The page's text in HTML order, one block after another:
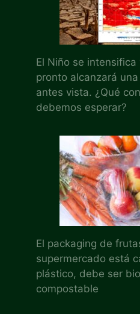
El Niño se intensifica
pronto alcanzará
antes vista. ¿Qué
debemos esperar?
El packaging de
supermercado está
plástico, debe ser
compostable